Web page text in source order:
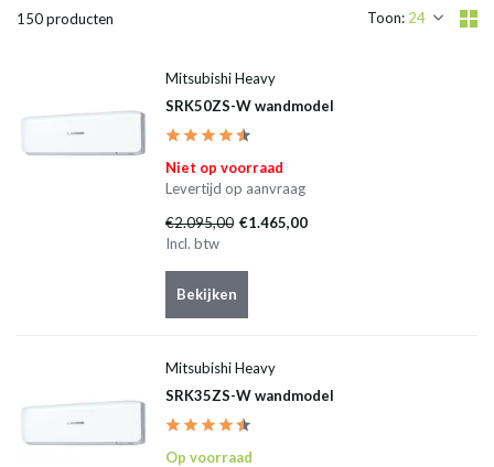
150 producten Toon:
Mitsubishi Heavy
SRK50ZS-W wandmodel
Niet op voorraad
Levertijd op aanvraag
€2.095,00 €1.465,00
Incl. btw
Bekijken
Mitsubishi Heavy
SRK35ZS-W wandmodel
Op voorraad